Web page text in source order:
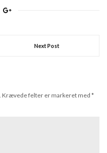
Next Post
Krævede felter er markeret med *